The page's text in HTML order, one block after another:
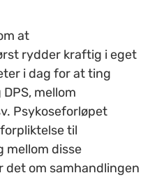
at
rydder kraftig i eget
i dag for at ting
mellom
Psykoseforløpet
til
mellom disse
det om samhandlingen